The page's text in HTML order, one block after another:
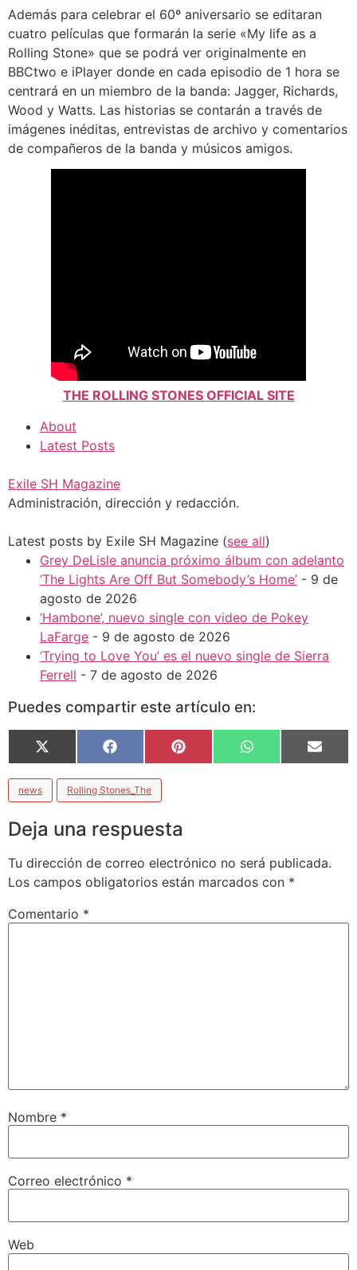
Además para celebrar el 60º aniversario se editaran
cuatro películas que formarán la serie «My life as a
Rolling Stone» que se podrá ver originalmente en
BBCtwo e iPlayer donde en cada episodio de 1 hora se
centrará en un miembro de la banda: Jagger, Richards,
Wood y Watts. Las historias se contarán a través de
imágenes inéditas, entrevistas de archivo y comentarios
de compañeros de la banda y músicos amigos.
THE ROLLING STONES OFFICIAL SITE
About
Latest Posts
Exile SH Magazine
Administración, dirección y redacción.
Latest posts by Exile SH Magazine (see all)
Grey DeLisle anuncia próximo álbum con adelanto
‘The Lights Are Off But Somebody’s Home’ - 9 de
agosto de 2026
‘Hambone’, nuevo single con video de Pokey
LaFarge - 9 de agosto de 2026
‘Trying to Love You’ es el nuevo single de Sierra
Ferrell - 7 de agosto de 2026
Puedes compartir este artículo en:
X
(Twitter)
Facebook Pinterest WhatsApp Email
news Rolling Stones_The
Deja una respuesta
Tu dirección de correo electrónico no será publicada.
Los campos obligatorios están marcados con *
Comentario *
Nombre *
Correo electrónico *
Web